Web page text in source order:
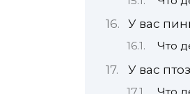
У вас
Что
У вас птоз
Что